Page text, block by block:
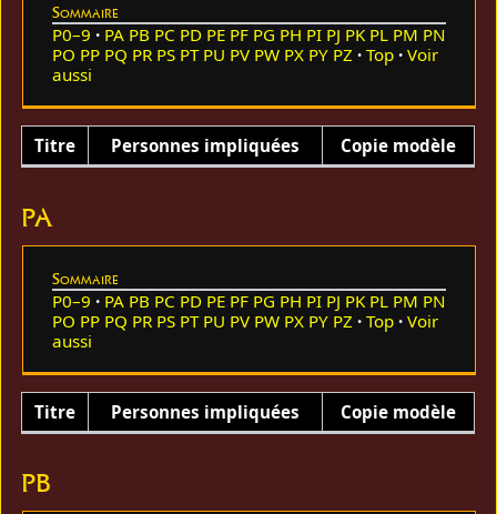
Sommaire
P0–9 PA PB PC PD PE PF PG PH PI PJ PK PL PM PN
PO PP PQ PR PS PT PU PV PW PX PY PZ Top
Voir
aussi
Titre Personnes impliquées Copie modèle
PA
Sommaire
P0–9 PA PB PC PD PE PF PG PH PI PJ PK PL PM PN
PO PP PQ PR PS PT PU PV PW PX PY PZ Top
Voir
aussi
Titre Personnes impliquées Copie modèle
PB